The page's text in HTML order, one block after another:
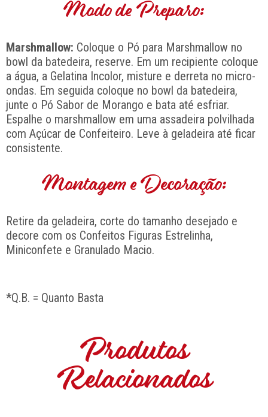
Modo de Preparo:
Marshmallow: Coloque o Pó para Marshmallow no
bowl da batedeira, reserve. Em um recipiente coloque
a água, a Gelatina Incolor, misture e derreta no micro-
ondas. Em seguida coloque no bowl da batedeira,
junte o Pó Sabor de Morango e bata até esfriar.
Espalhe o marshmallow em uma assadeira polvilhada
com Açúcar de Confeiteiro. Leve à geladeira até ficar
consistente.
Montagem e Decoração:
Retire da geladeira, corte do tamanho desejado e
decore com os Confeitos Figuras Estrelinha,
Miniconfete e Granulado Macio.
*Q.B. = Quanto Basta
Produtos
Relacionados